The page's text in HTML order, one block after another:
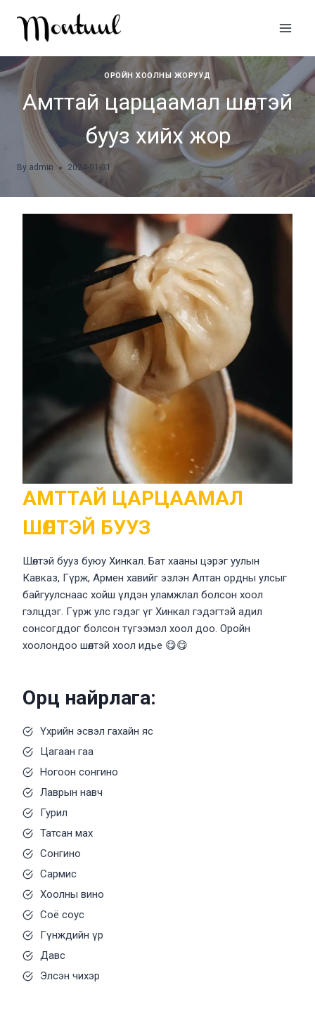
content
ОРОЙН ХООЛНЫ ЖОРУУД
Амттай царцаамал шөлтэй
бууз хийх жор
By admin 2024-01-31
АМТТАЙ ЦАРЦААМАЛ
ШӨЛТЭЙ БУУЗ
Шөлтэй бууз буюу Хинкал. Бат хааны цэрэг уулын
Кавказ, Гүрж, Армен хавийг эзлэн Алтан ордны улсыг
байгуулснаас хойш үлдэн уламжлал болсон хоол
гэлцдэг. Гүрж улс гэдэг үг Хинкал гэдэгтэй адил
сонсогддог болсон түгээмэл хоол доо. Оройн
хоолондоо шөлтэй хоол идье 😋😋
Орц найрлага:
Үхрийн эсвэл гахайн яс
Цагаан гаа
Ногоон сонгино
Лаврын навч
Гурил
Татсан мах
Сонгино
Сармис
Хоолны вино
Соё соус
Гүнждийн үр
Давс
Элсэн чихэр